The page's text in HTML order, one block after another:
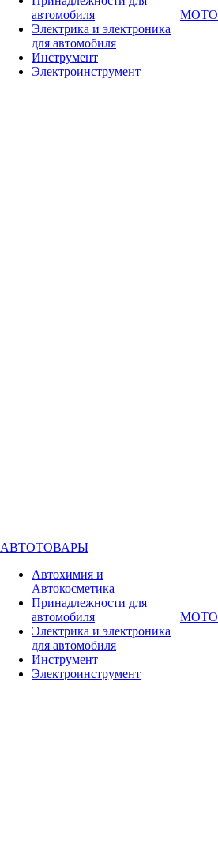
автомобиля
Электрика и электроника
для автомобиля
Инструмент
Электроинструмент
МОТО
АВТОТОВАРЫ
Автохимия и
Автокосметика
Принадлежности для
автомобиля
Электрика и электроника
для автомобиля
Инструмент
Электроинструмент
МОТО